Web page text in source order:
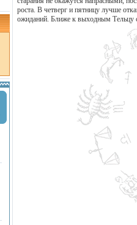
роста. В четверг и пятницу лучше
ожиданий. Ближе к выходным Тельцу